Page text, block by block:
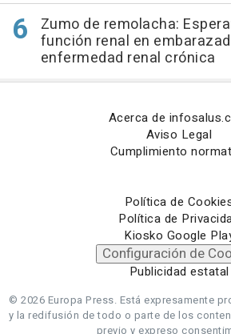
Zumo de remolacha:
función renal en
enfermedad renal crónica
Acerca de
Aviso Legal
Cumplimiento
Política de
Política de
Kiosko Google
Configuración de
Publicidad estatal
© 2026 Europa Press. Está expresamente
y la redifusión de todo o parte de los
previo y expreso